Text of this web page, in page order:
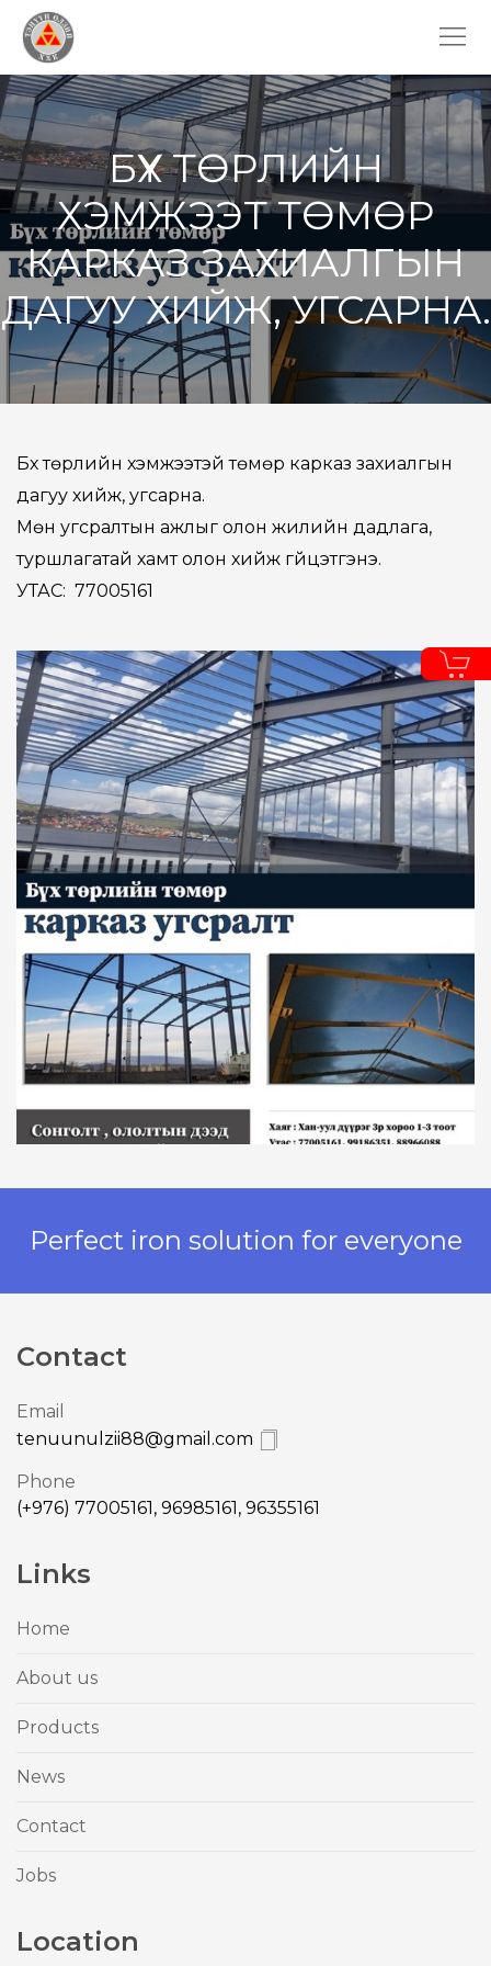
БҮХ ТӨРЛИЙН
ХЭМЖЭЭТ ТӨМӨР
КАРКАЗ ЗАХИАЛГЫН
ДАГУУ ХИЙЖ, УГСАРНА.
Бүх төрлийн хэмжээтэй төмөр карказ захиалгын
дагуу хийж, угсарна.
Мөн угсралтын ажлыг олон жилийн дадлага,
туршлагатай хамт олон хийж гүйцэтгэнэ.
УТАС: 77005161
Perfect iron solution for everyone
Contact
Email
tenuunulzii88@gmail.com
Phone
(+976) 77005161, 96985161, 96355161
Links
Home
About us
Products
News
Contact
Jobs
Location